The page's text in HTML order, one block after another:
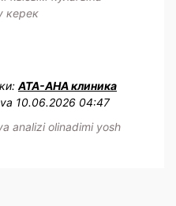
керек
АТА-АНА клиника
10.06.2026 04:47
analizi olinadimi yosh